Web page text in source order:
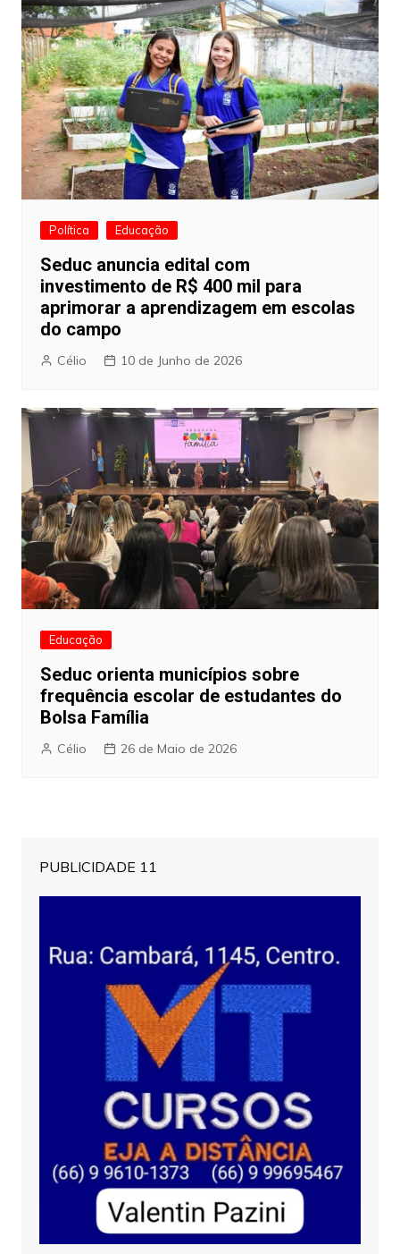
Política Educação
Seduc anuncia edital com
investimento de R$ 400 mil para
aprimorar a aprendizagem em escolas
do campo
Célio 10 de Junho de 2026
Educação
Seduc orienta municípios sobre
frequência escolar de estudantes do
Bolsa Família
Célio 26 de Maio de 2026
PUBLICIDADE 11